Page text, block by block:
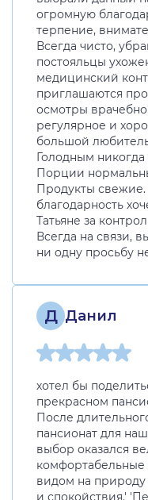
огромную
терпение,
Всегда чисто,
постояльцы
медицинский
приглашаются
осмотры
регулярное и
большой
Голодным никогда
Порции
Продукты
благодарность
Татьяне за
Всегда на связи,
ни одну просьбу
Д Данил
хотел бы
прекрасном
После
пансионат для
выбор оказался
видом на природу
и спокойствия.'